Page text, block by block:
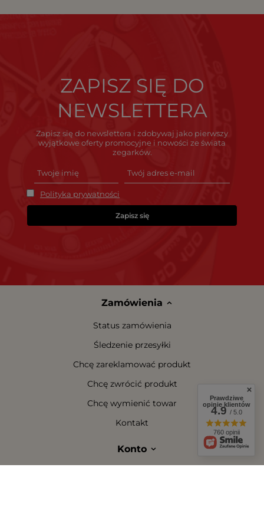
ZAPISZ SIĘ DO
NEWSLETTERA
Zapisz się do newslettera i zdobywaj jako pierwszy
wyjątkowe oferty promocyjne i nowości ze świata
zegarków.
Polityka prywatności
Zapisz się
Zamówienia
Status zamówienia
Śledzenie przesyłki
Chcę zareklamować produkt
Chcę zwrócić produkt
Chcę wymienić towar
Kontakt
Konto
Prawdziwe
opinie klientów
4.9/ 5.0
760 opinii